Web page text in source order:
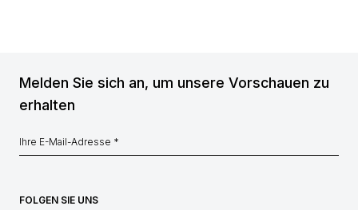
Melden Sie sich an, um unsere Vorschauen zu
erhalten
FOLGEN SIE UNS